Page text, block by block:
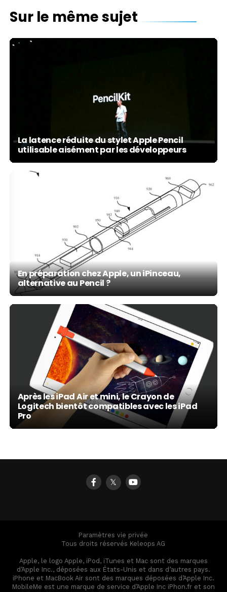
Sur le même sujet
La latence réduite du stylet Apple Pencil
utilisable aisément par les développeurs
En préparation chez Apple, un iPinceau,
alternative au Pencil ?
Après les iPad Air et mini, le Crayon de
Logitech bientôt compatibles avec les iPad
Pro
𝕏
Paramètres vie privée
Tous droits réservés Keleops AG
Apple, le logo Apple, iPod, iTunes et Mac sont des marques
d’Apple Inc., déposées aux États-Unis et dans d’autres pays.
iPhone et MacBook Air sont des marques déposées d’Apple Inc.
MobileMe est une marque de service d’Apple Inc iPhon.fr et son